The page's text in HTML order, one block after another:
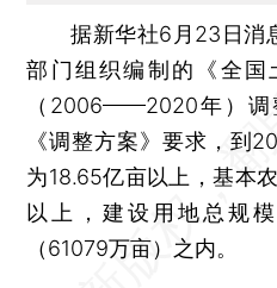
据新华社6月23日消
部门组织编制的《全
（2006——2020年）调
《调整方案》要求，到
为18.65亿亩以上，基本
以上，建设用地总规
（61079万亩）之内。